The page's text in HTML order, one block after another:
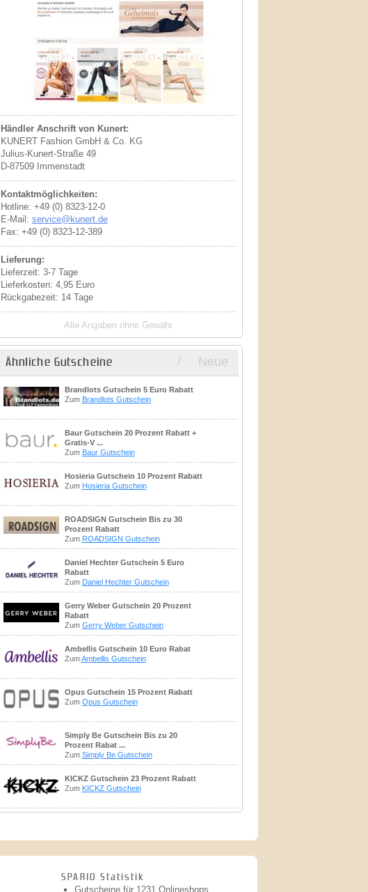
Händler Anschrift von Kunert:
KUNERT Fashion GmbH & Co. KG
Julius-Kunert-Straße 49
D-87509 Immenstadt
Kontaktmöglichkeiten:
Hotline: +49 (0) 8323-12-0
E-Mail: service@kunert.de
Fax: +49 (0) 8323-12-389
Lieferung:
Lieferzeit: 3-7 Tage
Lieferkosten: 4,95 Euro
Rückgabezeit: 14 Tage
Alle Angaben ohne Gewähr
Ähnliche Gutscheine / Neue
Brandlots Gutschein 5 Euro Rabatt
Zum Brandlots Gutschein
Baur Gutschein 20 Prozent Rabatt +
Gratis-V ...
Zum Baur Gutschein
Hosieria Gutschein 10 Prozent Rabatt
Zum Hosieria Gutschein
ROADSIGN Gutschein Bis zu 30
Prozent Rabatt
Zum ROADSIGN Gutschein
Daniel Hechter Gutschein 5 Euro
Rabatt
Zum Daniel Hechter Gutschein
Gerry Weber Gutschein 20 Prozent
Rabatt
Zum Gerry Weber Gutschein
Ambellis Gutschein 10 Euro Rabat
ZumAmbellis Gutschein
Opus Gutschein 15 Prozent Rabatt
Zum Opus Gutschein
Simply Be Gutschein Bis zu 20
Prozent Rabat ...
Zum Simply Be Gutschein
KICKZ Gutschein 23 Prozent Rabatt
Zum KICKZ Gutschein
SPARIO Statistik
Gutscheine für 1231 Onlineshops